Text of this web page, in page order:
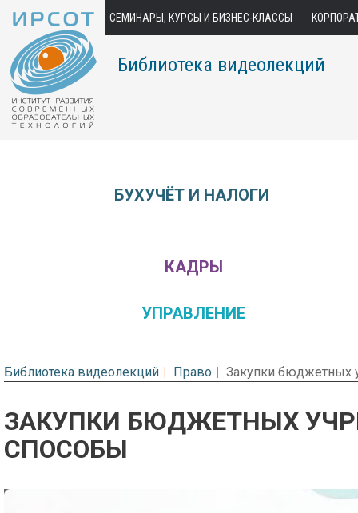
СЕМИНАРЫ, КУРСЫ И БИЗНЕС-КЛАССЫ
Библиотека видеолекций
БУХУЧЁТ И НАЛОГИ
КАДРЫ
УПРАВЛЕНИЕ
Библиотека видеолекций Право Закупки бюджетных
ЗАКУПКИ БЮДЖЕТНЫХ
СПОСОБЫ